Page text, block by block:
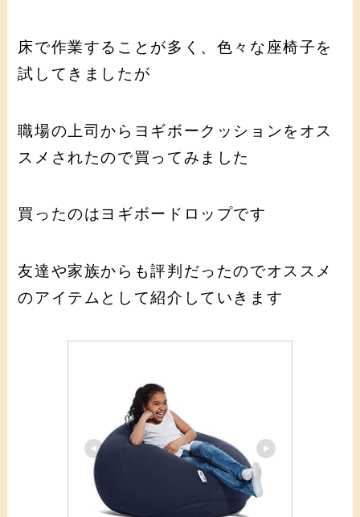
床で作業することが多く、色々な座椅子を
試してきましたが
職場の上司からヨギボークッションをオス
スメされたので買ってみました
買ったのはヨギボードロップです
友達や家族からも評判だったのでオススメ
のアイテムとして紹介していきます